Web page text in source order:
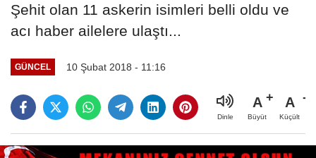
Şehit olan 11 askerin isimleri belli oldu ve
acı haber ailelere ulaştı...
GÜNCEL 10 Şubat 2018 - 11:16
Dinle
A
Büyüt
A
Küçült